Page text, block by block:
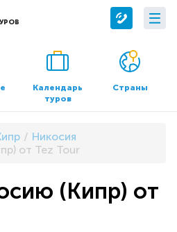
О компании
О нас
Контакты
Документы и реквизиты
Календарь
туров
Страны
Никосия
от Tez Tour
(Кипр) от